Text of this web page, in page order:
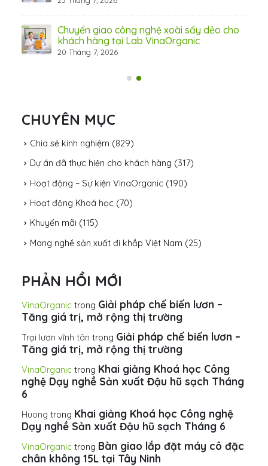
Chuyển giao công nghệ xoài sấy dẻo cho
khách hàng tại Lab VinaOrganic
20 Tháng 7, 2026
CHUYÊN MỤC
Chia sẻ kinh nghiệm (829)
Dự án đã thực hiện cho khách hàng (317)
Hoạt động – Sự kiện VinaOrganic (190)
Hoạt động Khoá học (70)
Khuyến mãi (115)
Mang nghề sản xuất đi khắp Việt Nam (25)
PHẢN HỒI MỚI
VinaOrganic trong Giải pháp chế biến lươn –
Tăng giá trị, mở rộng thị trường
Trại lươn vĩnh tân trong Giải pháp chế biến lươn –
Tăng giá trị, mở rộng thị trường
VinaOrganic trong Khai giảng Khoá học Công
nghệ Dạy nghề Sản xuất Đậu hũ sạch Tháng
6
Huong trong Khai giảng Khoá học Công nghệ
Dạy nghề Sản xuất Đậu hũ sạch Tháng 6
VinaOrganic trong Bàn giao lắp đặt máy cô đặc
chân không 15L tại Tây Ninh